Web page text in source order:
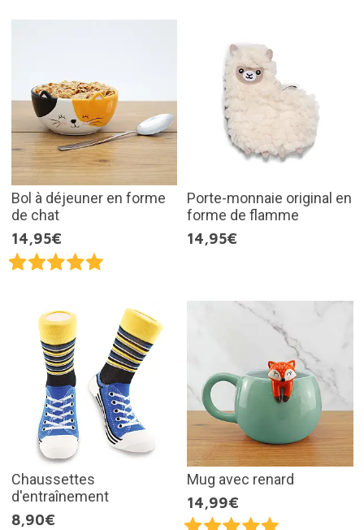
Bol à déjeuner en forme
de chat
14,95€
Porte-monnaie original en
forme de flamme
14,95€
Chaussettes
d'entraînement
8,90€
Mug avec renard
14,99€